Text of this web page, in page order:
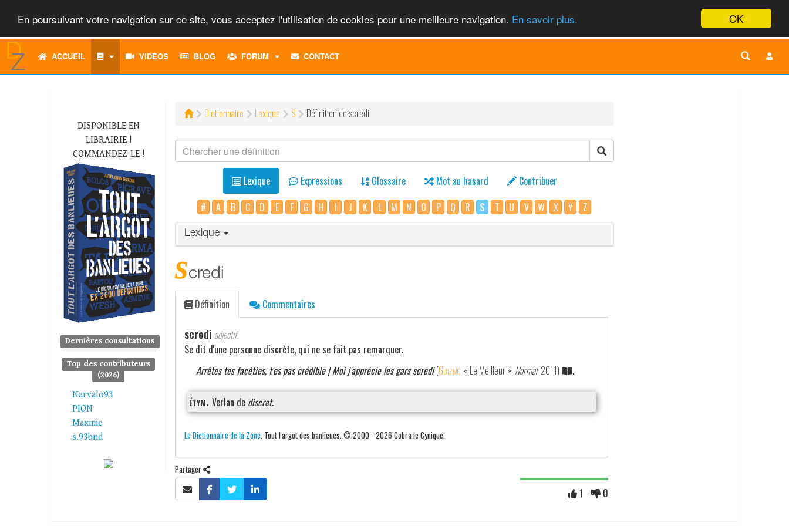
OK
En poursuivant votre navigation sur ce site, vous acceptez l'utilisation de cookies pour une meilleure navigation. En savoir plus.
ACCUEIL VIDÉOS BLOG FORUM
TOGGLECONTACT
DISPONIBLE EN
LIBRAIRIE !
COMMANDEZ-LE !
Dernières consultations
Top des contributeurs
(2026)
Narvalo93
PION
Maxime
s.93bnd
Dictionnaire Lexique S Définition de scredi
Lexique Expressions Glossaire Mot au hasard
Contribuer
#
A B C D E F G H I J K L M N O P Q R S T U V W X Y Z
Lexique
scredi
Définition Commentaires
scredi adjectif.
Se dit d'une personne discrète, qui ne se fait pas remarquer.
Arrêtes tes facéties, t'es pas crédible | Moi j'apprécie les gars scredi (Guizmo, « Le Meilleur », Normal, 2011) .
étym. Verlan de discret.
Le Dictionnaire de la Zone. Tout l'argot des banlieues. © 2000 - 2026 Cobra le Cynique.
Partager
1 0